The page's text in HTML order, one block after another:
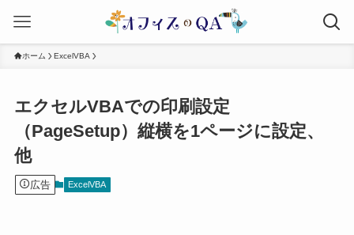
ホーム ExcelVBA
エクセルVBAでの印刷設定
（PageSetup）縦横を1ページに設定、
他
広告 ExcelVBA